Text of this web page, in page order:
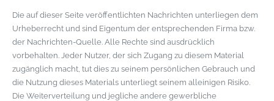
Die auf dieser Seite veröffentlichten Nachrichten unterliegen dem
Urheberrecht und sind Eigentum der entsprechenden Firma bzw.
der Nachrichten-Quelle. Alle Rechte sind ausdrücklich
vorbehalten. Jeder Nutzer, der sich Zugang zu diesem Material
zugänglich macht, tut dies zu seinem persönlichen Gebrauch und
die Nutzung dieses Materials unterliegt seinem alleinigen Risiko.
Die Weiterverteilung und jegliche andere gewerbliche